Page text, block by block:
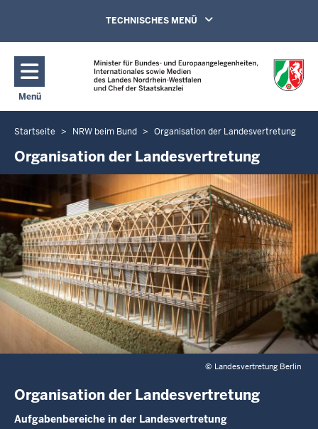
Direkt zum Inhalt
Navigation aktivieren/deaktivieren:
TECHNISCHES MENÜ
Menü
Navigation aktivieren/deaktivieren: Hauptmenü
Sie
befinden
Startseite NRW beim Bund Organisation der Landesvertretung
Organisation der Landesvertretung
© Landesvertretung Berlin
Organisation der Landesvertretung
Aufgabenbereiche in der Landesvertretung